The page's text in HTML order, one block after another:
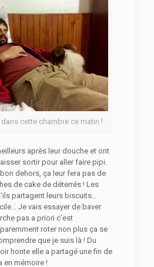
cette chambre ce matin !
après leur douche et ont
sortir pour aller faire pipi.
dehors, ça leur fera pas de
de cake de déterrés ! Les
partagent leurs biscuits…
Je vais essayer de baver
pas a priori c’est
roter non plus ça se
que je suis là ! Du
honte elle a partagé une fin de
en mémoire !